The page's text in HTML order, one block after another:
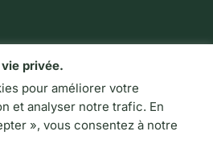
privée.
pour améliorer votre
et analyser notre trafic. En
», vous consentez à notre